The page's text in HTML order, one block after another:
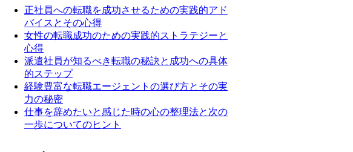
正社員への転職を成功させるための実践的アド
バイスとその心得
女性の転職成功のための実践的ストラテジーと
心得
派遣社員が知るべき転職の秘訣と成功への具体
的ステップ
経験豊富な転職エージェントの選び方とその実
力の秘密
仕事を辞めたいと感じた時の心の整理法と次の
一歩についてのヒント